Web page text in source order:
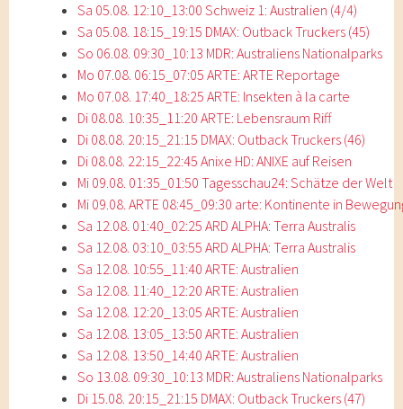
Sa 05.08. 12:10_13:00 Schweiz 1: Australien (4/4)
Sa 05.08. 18:15_19:15 DMAX: Outback Truckers (45)
So 06.08. 09:30_10:13 MDR: Australiens Nationalparks
Mo 07.08. 06:15_07:05 ARTE: ARTE Reportage
Mo 07.08. 17:40_18:25 ARTE: Insekten à la carte
Di 08.08. 10:35_11:20 ARTE: Lebensraum Riff
Di 08.08. 20:15_21:15 DMAX: Outback Truckers (46)
Di 08.08. 22:15_22:45 Anixe HD: ANIXE auf Reisen
Mi 09.08. 01:35_01:50 Tagesschau24: Schätze der Welt
Mi 09.08. ARTE 08:45_09:30 arte: Kontinente in
Sa 12.08. 01:40_02:25 ARD ALPHA: Terra Australis
Sa 12.08. 03:10_03:55 ARD ALPHA: Terra Australis
Sa 12.08. 10:55_11:40 ARTE: Australien
Sa 12.08. 11:40_12:20 ARTE: Australien
Sa 12.08. 12:20_13:05 ARTE: Australien
Sa 12.08. 13:05_13:50 ARTE: Australien
Sa 12.08. 13:50_14:40 ARTE: Australien
So 13.08. 09:30_10:13 MDR: Australiens Nationalparks
Di 15.08. 20:15_21:15 DMAX: Outback Truckers (47)